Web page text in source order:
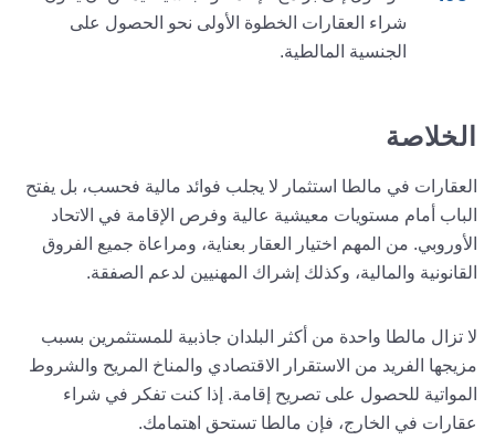
شراء العقارات الخطوة الأولى نحو الحصول على
الجنسية المالطية.
الخلاصة
العقارات في مالطا استثمار لا يجلب فوائد مالية فحسب، بل يفتح
الباب أمام مستويات معيشية عالية وفرص الإقامة في الاتحاد
الأوروبي. من المهم اختيار العقار بعناية، ومراعاة جميع الفروق
القانونية والمالية، وكذلك إشراك المهنيين لدعم الصفقة.
لا تزال مالطا واحدة من أكثر البلدان جاذبية للمستثمرين بسبب
مزيجها الفريد من الاستقرار الاقتصادي والمناخ المريح والشروط
المواتية للحصول على تصريح إقامة. إذا كنت تفكر في شراء
عقارات في الخارج، فإن مالطا تستحق اهتمامك.